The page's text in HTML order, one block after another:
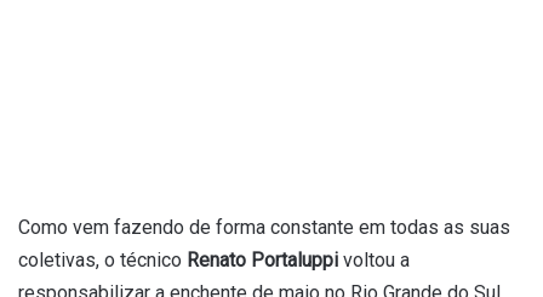
Como vem fazendo de forma constante em todas as suas
coletivas, o técnico Renato Portaluppi voltou a